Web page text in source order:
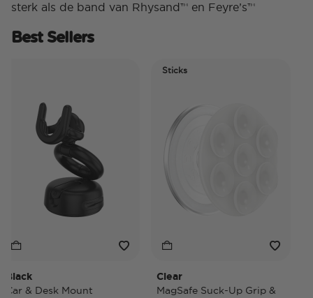
sterk als de band van Rhysand™ en Feyre’s™
Best Sellers
& Desk Mount
Sticks
Clear
MagSafe Suck-Up Grip &